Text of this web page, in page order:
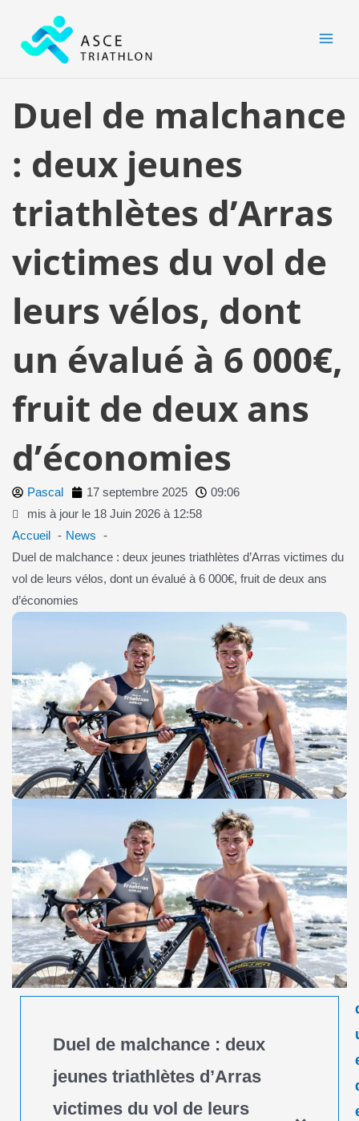
contenu
Duel de malchance
: deux jeunes
triathlètes d’Arras
victimes du vol de
leurs vélos, dont
un évalué à 6 000€,
fruit de deux ans
d’économies
Pascal 17 septembre 2025
09:06
mis à jour le 18 Juin 2026 à 12:58
Accueil
News
Duel de malchance : deux jeunes triathlètes d’Arras victimes du
vol de leurs vélos, dont un évalué à 6 000€, fruit de deux ans
d’économies
Duel de malchance : deux
jeunes triathlètes d’Arras
victimes du vol de leurs